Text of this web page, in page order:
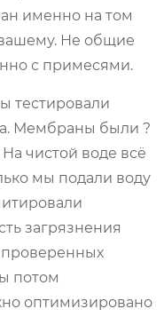
именно на том
Не общие
с примесями.
тестировали
Мембраны были ?
чистой воде всё
мы подали воду
загрязнения
проверенных
потом
оптимизировано